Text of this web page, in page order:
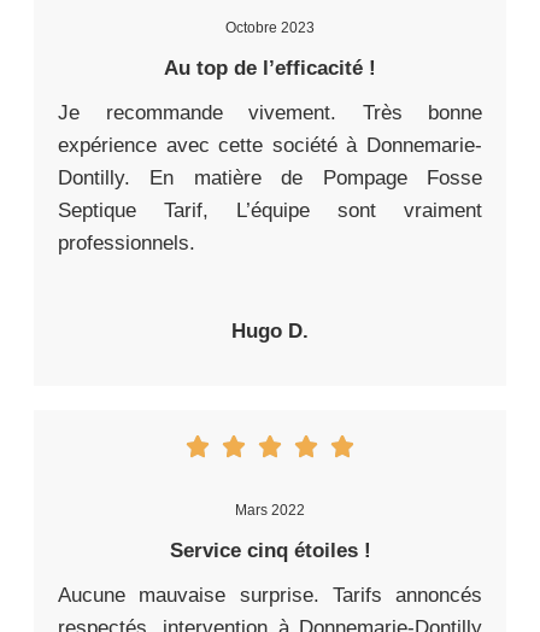
Octobre 2023
Au top de l’efficacité !
Je recommande vivement. Très bonne
expérience avec cette société à Donnemarie-
Dontilly. En matière de Pompage Fosse
Septique Tarif, L’équipe sont vraiment
professionnels.
Hugo D.
Mars 2022
Service cinq étoiles !
Aucune mauvaise surprise. Tarifs annoncés